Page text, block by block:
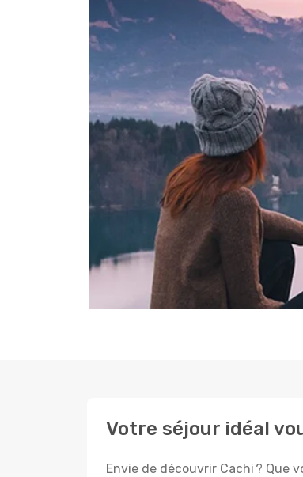
Votre séjour idéal
Envie de découvrir Cachi ? Que